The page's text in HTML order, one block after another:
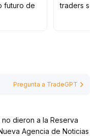
el objetivo de precio
como a la volatilidad
de capital; es
futuro de
traders
Pregunta a TradeGPT
dieron a la Reserva
Agencia de Noticias